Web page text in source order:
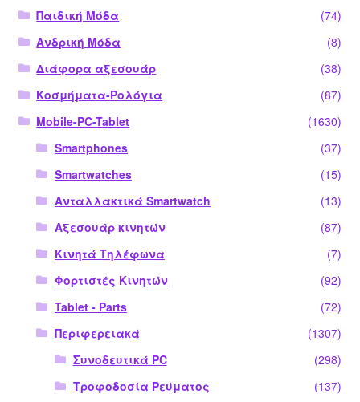
Παιδική Μόδα
(74)
Ανδρική Μόδα
(8)
Διάφορα αξεσουάρ
(38)
Κοσμήματα-Ρολόγια
(87)
Mobile-PC-Tablet
(1630)
Smartphones
(37)
Smartwatches
(15)
Ανταλλακτικά Smartwatch
(13)
Αξεσουάρ κινητών
(87)
Κινητά Τηλέφωνα
(7)
Φορτιστές Κινητών
(92)
Tablet - Parts
(72)
Περιφερειακά
(1307)
Συνοδευτικά PC
(298)
Τροφοδοσία Ρεύματος
(137)